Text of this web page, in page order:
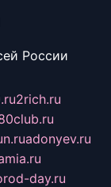
России
2rich.ru
adonyev.ru
day.ru